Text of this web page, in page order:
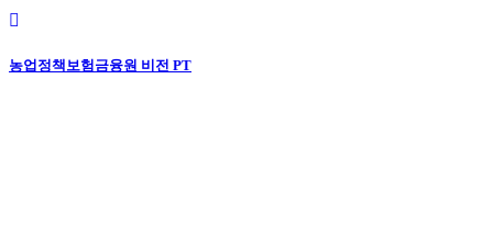
농업정책보험금융원 비전 PT